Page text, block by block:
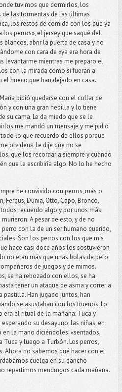
tuvimos que dormirlos, los
las tormentas de las últimas
los restos de comida con los que ya
perros», el jersey que saqué del
abrir la puerta de casa y no
con cara de «ya era hora de
levantarme mientras me preparo el
con la mirada como si fueran a
hueco que han dejado en casa.
pidió quedarse con el collar de
y con una gran hebilla y lo tiene
su cama. Le da miedo que se le
me mandó un mensaje y me pidió
lo que recuerdo de ellos porque
olviden». Le dije que no se
que los recordaría siempre y cuando
que le escribiría algo. No lo he hecho
he convivido con perros, más o
Fergus, Dunia, Otto, Capo, Bronco,
recuerdo algo y por unos más
A pesar de esto, y de no
con la de un ser humano querido,
Son los perros con los que mis
hace casi doce años los sostuvieron
no eran más que unas bolas de pelo
de juegos y de mimos.
se ha rebozado con ellos, se ha
tener un ataque de asma y correr a
Han jugado juntos, han
se asustaban con los truenos. Lo
era el ritual de la mañana: Tuca y
su desayuno; las niñas, en
la mano diciéndoles: «sentados,
y luego a Turbón. Los perros,
Ahora no sabemos qué hacer con el
cuelga en su gancho
repartimos mendrugos cada mañana.